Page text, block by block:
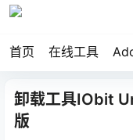
首页 在线工具
卸载工具IObit
版